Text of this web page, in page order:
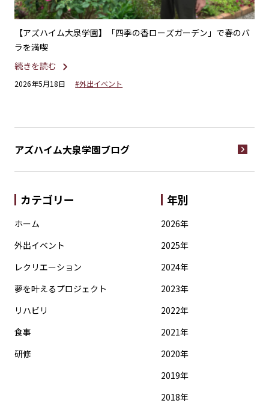
【アズハイム大泉学園】「四季の香ローズガーデン」で春のバ
ラを満喫
続きを読む
2026年5月18日 #外出イベント
アズハイム大泉学園ブログ
カテゴリー
ホーム
外出イベント
レクリエーション
夢を叶えるプロジェクト
リハビリ
食事
研修
年別
2026年
2025年
2024年
2023年
2022年
2021年
2020年
2019年
2018年